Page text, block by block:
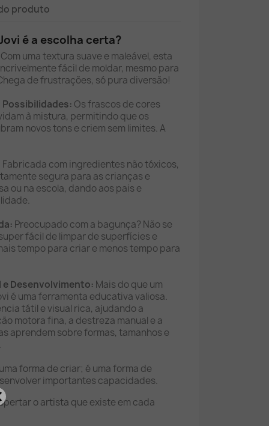
produto
é a escolha certa?
Com uma textura suave e maleável, esta
fácil de moldar, mesmo para
de frustrações, só pura diversão!
Possibilidades: Os frascos de cores
à mistura, permitindo que os
novos tons e criem sem limites. A
Fabricada com ingredientes não tóxicos,
segura para as crianças e
ou na escola, dando aos pais e
Preocupado com a bagunça? Não se
fácil de limpar de superfícies e
tempo para criar e menos tempo para
Desenvolvimento: Mais do que um
é uma ferramenta educativa valiosa.
tátil e visual rica, ajudando a
motora fina, a destreza manual e a
aprendem sobre formas, tamanhos e
forma de criar; é uma forma de
importantes capacidades.
o artista que existe em cada